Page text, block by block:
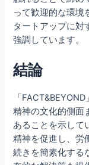
って歓迎的な環境
タートアップに対
強調しています。
結論
「
精神の文化的側面
あることを示して
精神を促進し、労
続きを簡素化する